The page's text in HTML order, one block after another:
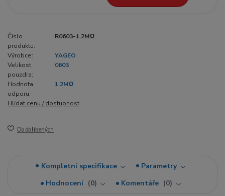
Číslo
produktu:
R0603-1.2MΩ
Výrobce:
YAGEO
Velikost
pouzdra:
0603
Hodnota
odporu:
1.2MΩ
Hlídat cenu / dostupnost
Do oblíbených
Kompletní specifikace
Parametry
Hodnocení
0 Komentáře 0